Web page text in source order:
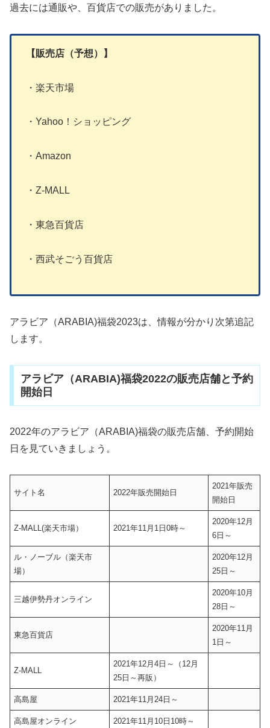
過去には通販や、百貨店での販売がありました。
【販売店（予想）】
・楽天市場
・Yahoo！ショッピング
・Amazon
・Z-MALL
・東急百貨店
・西武そごう百貨店
アラビア（ARABIA)福袋2023は、情報が分かり次第追記
します。
アラビア（ARABIA)福袋2022の販売店舗と予約
開始日
2022年のアラビア（ARABIA)福袋の販売店舗、予約開始
日を見ていきましょう。
サイト名 2022年販売開始日
2021年販売
開始日
Z-MALL(楽天市場） 2021年11月1日0時～
2020年12月
6日～
ル・ノーブル（楽天市
場）
2020年12月
25日～
三越伊勢丹オンライン
2020年10月
28日～
東急百貨店
2020年11月
1日～
Z-MALL
2021年12月4日～（12月
25日～再販）
高島屋 2021年11月24日～
高島屋オンライン 2021年11月10日10時～